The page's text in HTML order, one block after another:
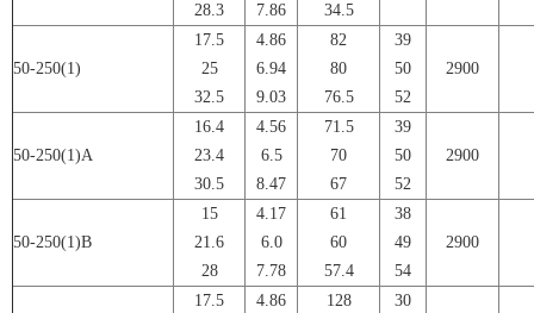
28.3
7.86
34.5
50-250(1)
17.5
25
32.5
4.86
6.94
9.03
82
80
76.5
39
50
52
2900
50-250(1)A
16.4
23.4
30.5
4.56
6.5
8.47
71.5
70
67
39
50
52
2900
50-250(1)B
15
21.6
28
4.17
6.0
7.78
61
60
57.4
38
49
54
2900
17.5 4.86 128 30